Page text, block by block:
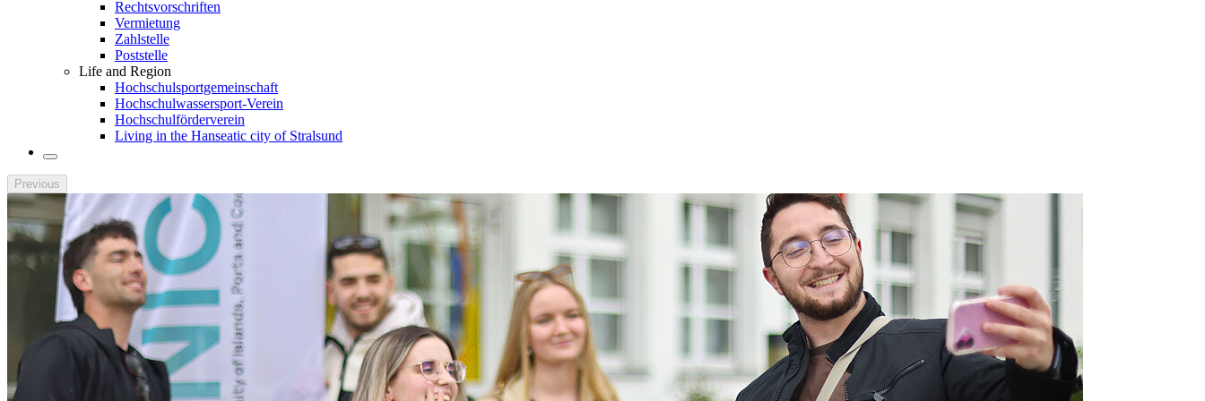
Rechtsvorschriften
Vermietung
Zahlstelle
Poststelle
Life and Region
Hochschulsportgemeinschaft
Hochschulwassersport-Verein
Hochschulförderverein
Living in the Hanseatic city of Stralsund
Previous